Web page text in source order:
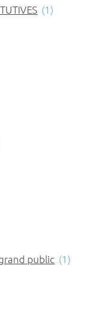
(1)
public (1)